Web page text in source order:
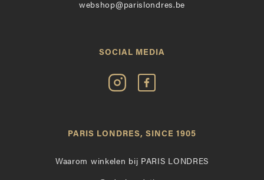
webshop@parislondres.be
SOCIAL MEDIA
Volg
Paris
Instagram
Vind
op
PARIS LONDRES, SINCE 1905
Waarom winkelen bij PARIS LONDRES